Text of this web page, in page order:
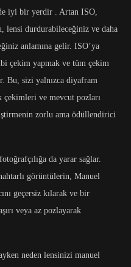
iyi bir yerdir . Artan ISO,
lensi durdurabileceğiniz ve daha
anlamına gelir. ISO’ya
çekim yapmak ve tüm çekim
Bu, sizi yalnızca diyafram
çekimleri ve mevcut pozları
zorlu ama ödüllendirici
da yarar sağlar.
görüntülerin, Manuel
geçersiz kılarak ve bir
veya az pozlayarak
neden lensinizi manuel